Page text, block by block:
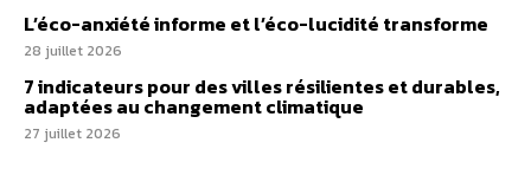
L’éco-anxiété informe et l’éco-lucidité transforme
28 juillet 2026
7 indicateurs pour des villes résilientes et durables,
adaptées au changement climatique
27 juillet 2026